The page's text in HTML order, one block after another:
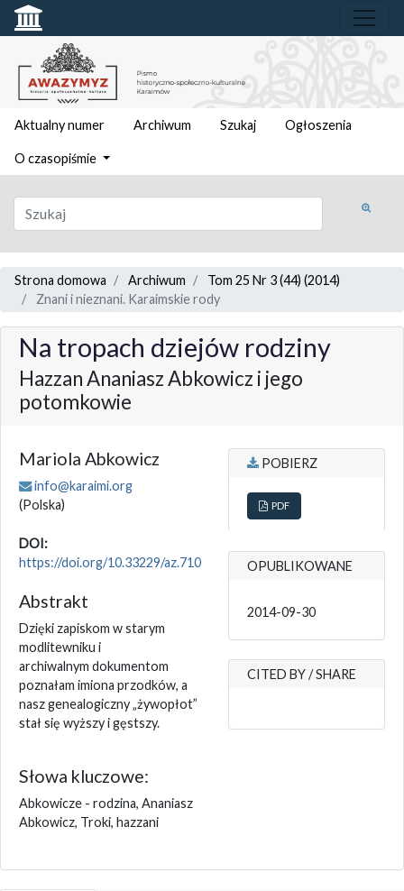
Aktualny numer Archiwum Szukaj Ogłoszenia
O czasopiśmie
Strona domowa Archiwum
Tom 25 Nr 3 (44) (2014)
Znani i nieznani. Karaimskie rody
Na tropach dziejów rodziny
Hazzan Ananiasz Abkowicz i jego
potomkowie
Mariola Abkowicz
info@karaimi.org
(Polska)
DOI:
https://doi.org/10.33229/az.710
Abstrakt
Dzięki zapiskom w starym
modlitewniku i
archiwalnym dokumentom
poznałam imiona przodków, a
nasz genealogiczny „żywopłot”
stał się wyższy i gęstszy.
Słowa kluczowe:
Abkowicze - rodzina, Ananiasz
Abkowicz, Troki, hazzani
POBIERZ
PDF
OPUBLIKOWANE
2014-09-30
CITED BY / SHARE